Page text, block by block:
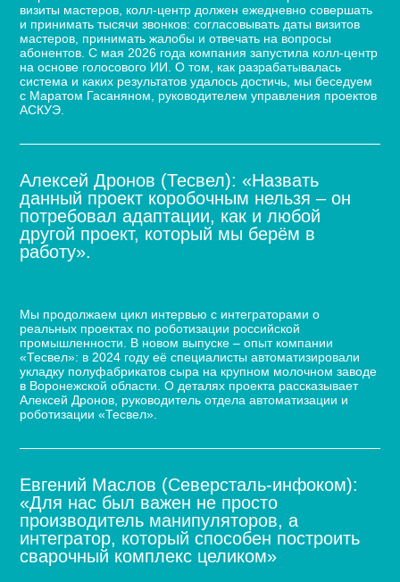
визиты мастеров, колл-центр должен ежедневно совершать
и принимать тысячи звонков: согласовывать даты визитов
мастеров, принимать жалобы и отвечать на вопросы
абонентов. С мая 2026 года компания запустила колл-центр
на основе голосового ИИ. О том, как разрабатывалась
система и каких результатов удалось достичь, мы беседуем
с Маратом Гасаняном, руководителем управления проектов
АСКУЭ.
Алексей Дронов (Тесвел): «Назвать
данный проект коробочным нельзя – он
потребовал адаптации, как и любой
другой проект, который мы берём в
работу».
Мы продолжаем цикл интервью с интеграторами о
реальных проектах по роботизации российской
промышленности. В новом выпуске – опыт компании
«Тесвел»: в 2024 году её специалисты автоматизировали
укладку полуфабрикатов сыра на крупном молочном заводе
в Воронежской области. О деталях проекта рассказывает
Алексей Дронов, руководитель отдела автоматизации и
роботизации «Тесвел».
Евгений Маслов (Северсталь-инфоком):
«Для нас был важен не просто
производитель манипуляторов, а
интегратор, который способен построить
сварочный комплекс целиком»